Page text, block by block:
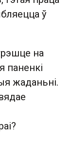
ў
на
паненкі
жаданьні.